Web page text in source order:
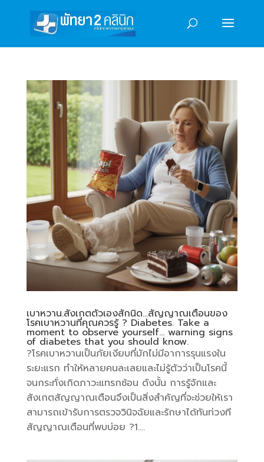
เบาหวาน.สังเกตตัวเองสักนิด…สัญญาณเตือนของ
โรคเบาหวานที่คุณควรรู้ ? Diabetes. Take a
moment to observe yourself… warning signs
of diabetes that you should know.
?โรคเบาหวานเป็นภัยเงียบที่มักไม่มีอาการรุนแรงใน
ระยะแรก ทำให้หลายคนละเลยและไม่รู้ตัวว่าเป็นโรคนี้
จนกระทั่งเกิดภาวะแทรกซ้อน ดังนั้น การรู้จักและ
สังเกตสัญญาณเตือนจึงเป็นสิ่งสำคัญที่จะช่วยให้เรา
สามารถเข้ารับการตรวจวินิจฉัยและรักษาได้ทันท่วงที
สัญญาณเตือนที่พบบ่อย ?1....